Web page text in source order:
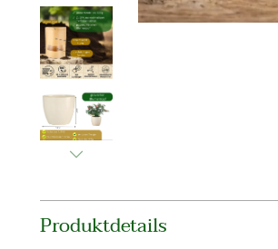
Produktdetails